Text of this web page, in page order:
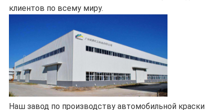
клиентов по всему миру.
Наш завод по производству автомобильной краски